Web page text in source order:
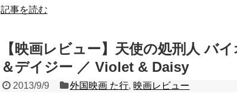
記事を読む
【映画レビュー】天使の処刑人 バ
＆デイジー ／ Violet & Daisy
2013/9/9 外国映画 た行, 映画レビュー